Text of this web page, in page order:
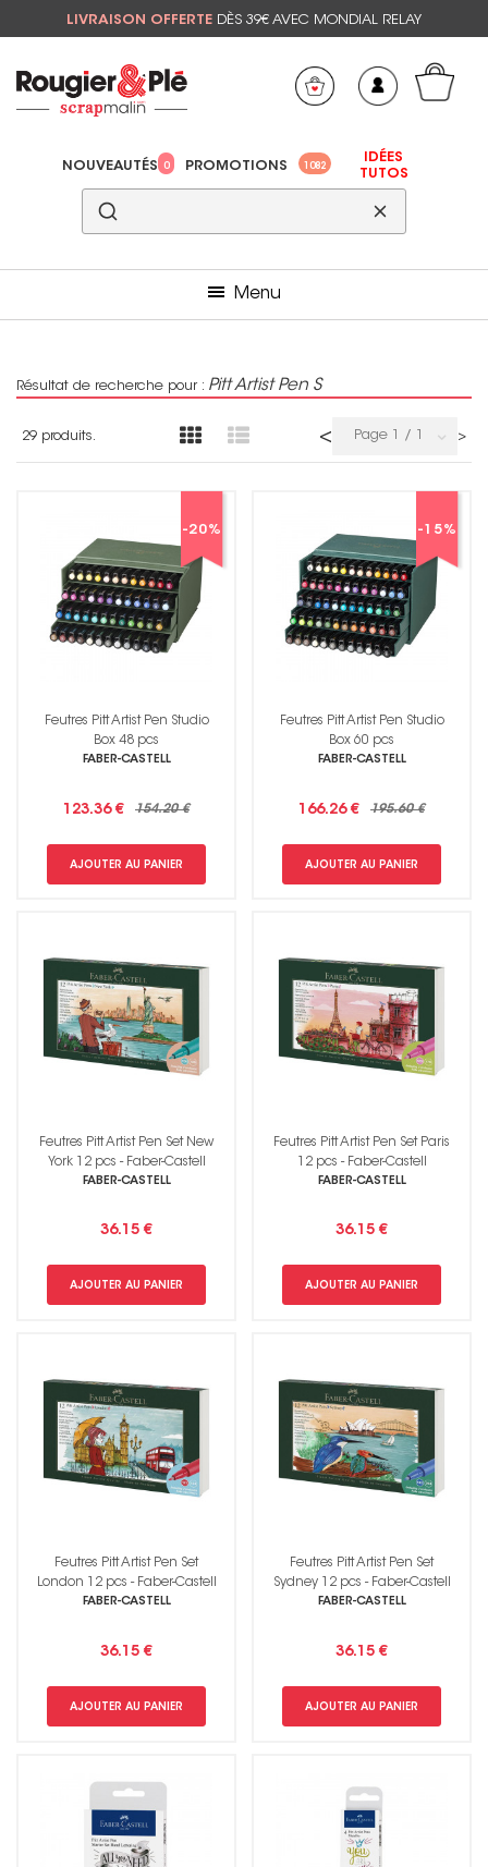
LIVRAISON OFFERTE DÈS 39€ AVEC MONDIAL RELAY
NOUVEAUTÉS 0 PROMOTIONS 1082
IDÉES
TUTOS
Menu
Résultat de recherche pour : Pitt Artist Pen S
29 produits. < Page 1 / 1 >
-20%
Feutres Pitt Artist Pen Studio
Box 48 pcs
FABER-CASTELL
154.20 €
123.36 €
AJOUTER AU PANIER
-15%
Feutres Pitt Artist Pen Studio
Box 60 pcs
FABER-CASTELL
195.60 €
166.26 €
AJOUTER AU PANIER
Feutres Pitt Artist Pen Set New
York 12 pcs - Faber-Castell
FABER-CASTELL
36.15 €
AJOUTER AU PANIER
Feutres Pitt Artist Pen Set Paris
12 pcs - Faber-Castell
FABER-CASTELL
36.15 €
AJOUTER AU PANIER
Feutres Pitt Artist Pen Set
London 12 pcs - Faber-Castell
FABER-CASTELL
36.15 €
AJOUTER AU PANIER
Feutres Pitt Artist Pen Set
Sydney 12 pcs - Faber-Castell
FABER-CASTELL
36.15 €
AJOUTER AU PANIER